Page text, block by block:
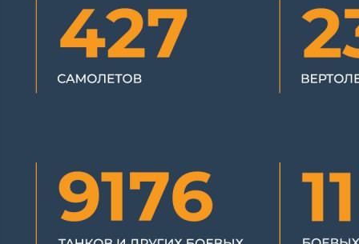
Происшествия
16.05.2023 18:38 2097
Министерство обороны РФ
Сегодня ночью Вооружённые Силы Российской Федерации
нанесли сосредоточенный удар высокоточным оружием
большой дальности воздушного и морского базирования по
пунктам дислокации подразделений ВСУ, а также местам